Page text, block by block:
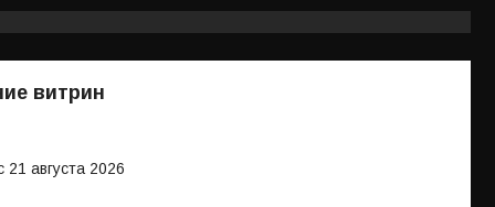
витрин
21 августа 2026